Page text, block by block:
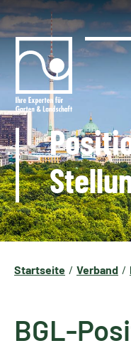
Startseite Verband
BGL-